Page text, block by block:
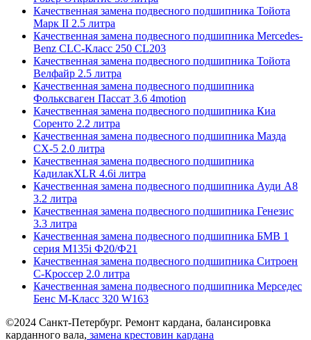
Качественная замена подвесного подшипника Тойота
Марк II 2.5 литра
Качественная замена подвесного подшипника Mercedes-
Benz CLC-Класс 250 CL203
Качественная замена подвесного подшипника Тойота
Велфайр 2.5 литра
Качественная замена подвесного подшипника
Фольксваген Пассат 3.6 4motion
Качественная замена подвесного подшипника Киа
Соренто 2.2 литра
Качественная замена подвесного подшипника Мазда
СХ-5 2.0 литра
Качественная замена подвесного подшипника
КадилакXLR 4.6i литра
Качественная замена подвесного подшипника Ауди А8
3.2 литра
Качественная замена подвесного подшипника Генезис
3.3 литра
Качественная замена подвесного подшипника БМВ 1
серия M135i Ф20/Ф21
Качественная замена подвесного подшипника Ситроен
С-Кроссер 2.0 литра
Качественная замена подвесного подшипника Мерседес
Бенс М-Класс 320 W163
©2024 Санкт-Петербург. Ремонт кардана, балансировка
карданного вала, замена крестовин кардана